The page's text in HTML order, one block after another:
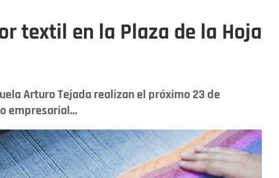
textil en la Plaza de la Hoja
Arturo Tejada realizan el próximo 23 de
empresarial...